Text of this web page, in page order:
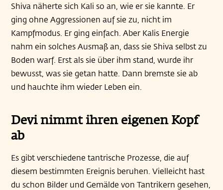
Shiva näherte sich Kali so an, wie er sie kannte. Er
ging ohne Aggressionen auf sie zu, nicht im
Kampfmodus. Er ging einfach. Aber Kalis Energie
nahm ein solches Ausmaß an, dass sie Shiva selbst zu
Boden warf. Erst als sie über ihm stand, wurde ihr
bewusst, was sie getan hatte. Dann bremste sie ab
und hauchte ihm wieder Leben ein.
Devi nimmt ihren eigenen Kopf
ab
Es gibt verschiedene tantrische Prozesse, die auf
diesem bestimmten Ereignis beruhen. Vielleicht hast
du schon Bilder und Gemälde von Tantrikern gesehen,